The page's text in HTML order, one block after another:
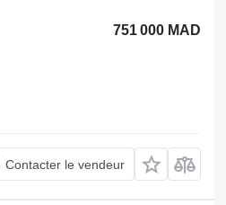
751 000 MAD
Contacter le vendeur